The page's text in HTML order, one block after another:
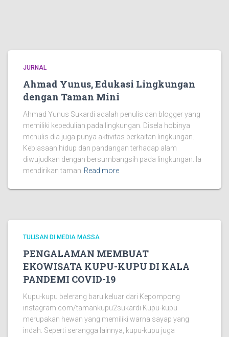
JURNAL
Ahmad Yunus, Edukasi Lingkungan
dengan Taman Mini
Ahmad Yunus Sukardi adalah penulis dan blogger yang
memiliki kepedulian pada lingkungan. Disela hobinya
menulis dia juga punya aktivitas berkaitan lingkungan.
Kebiasaan hidup dan pandangan terhadap alam
diwujudkan dengan bersumbangsih pada lingkungan. Ia
mendirikan taman Read more
TULISAN DI MEDIA MASSA
PENGALAMAN MEMBUAT
EKOWISATA KUPU-KUPU DI KALA
PANDEMI COVID-19
Kupu-kupu belerang baru keluar dari Kepompong
instagram.com/tamankupu2sukardi Kupu-kupu
merupakan hewan yang memiliki warna sayap yang
indah. Seperti serangga lainnya, kupu-kupu juga